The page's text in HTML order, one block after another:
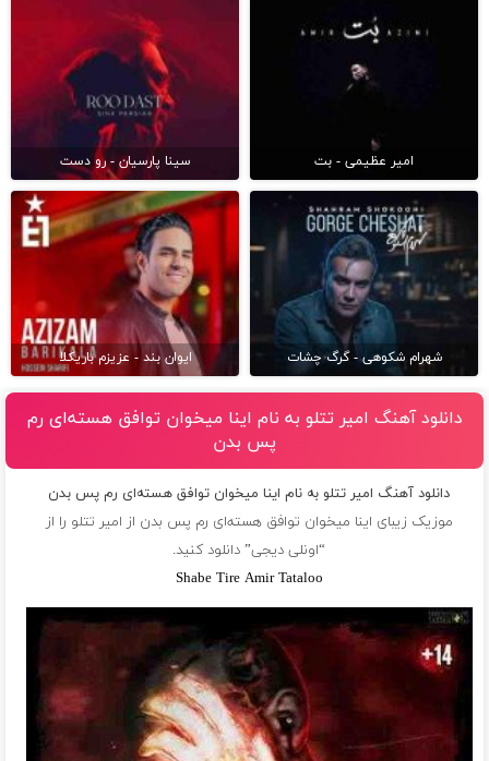
امیر عظیمی - بت سینا پارسیان - رو دست
شهرام شکوهی - گرگ چشات ایوان بند - عزیزم باریکلا
دانلود آهنگ امیر تتلو به نام اینا میخوان توافق هسته‌اى رم
پس بدن
دانلود آهنگ امیر تتلو به نام اینا میخوان توافق هسته‌اى رم پس بدن
موزیک زیبای اینا میخوان توافق هسته‌اى رم پس بدن از امیر تتلو را از
“اونلی دیجی” دانلود کنید.
Shabe Tire Amir Tataloo